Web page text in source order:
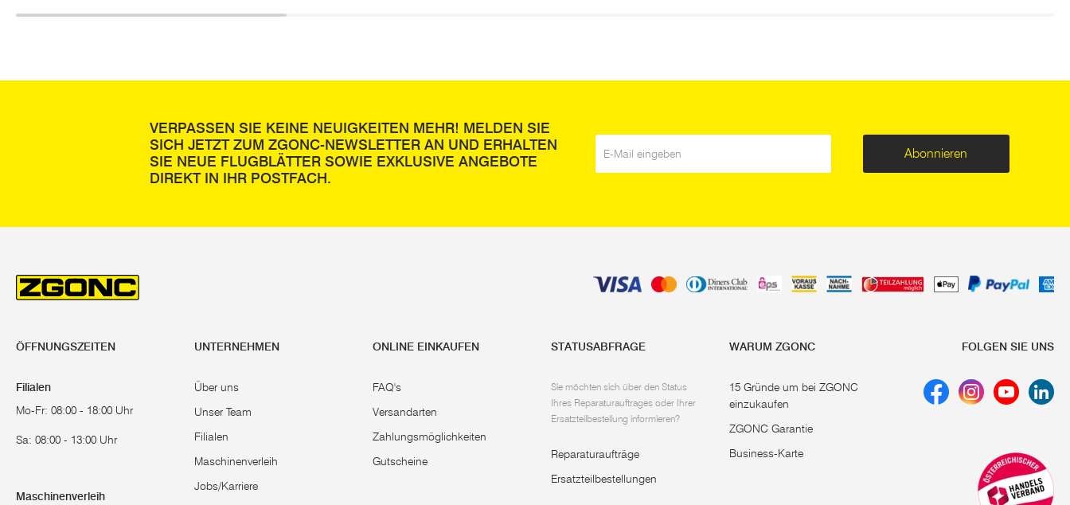
VERPASSEN SIE KEINE NEUIGKEITEN MEHR! MELDEN SIE
SICH JETZT ZUM ZGONC-NEWSLETTER AN UND ERHALTEN
SIE NEUE FLUGBLÄTTER SOWIE EXKLUSIVE ANGEBOTE
DIREKT IN IHR POSTFACH.
Abonnieren
ÖFFNUNGSZEITEN
Filialen
Mo-Fr: 08:00 - 18:00 Uhr
Sa: 08:00 - 13:00 Uhr
Maschinenverleih
UNTERNEHMEN
Über uns
Unser Team
Filialen
Maschinenverleih
Jobs/Karriere
ONLINE EINKAUFEN
FAQ's
Versandarten
Zahlungsmöglichkeiten
Gutscheine
STATUSABFRAGE
Sie möchten sich über den Status
Ihres Reparaturauftrages oder Ihrer
Ersatzteilbestellung informieren?
Reparaturaufträge
Ersatzteilbestellungen
WARUM ZGONC
15 Gründe um bei ZGONC
einzukaufen
ZGONC Garantie
Business-Karte
FOLGEN SIE UNS